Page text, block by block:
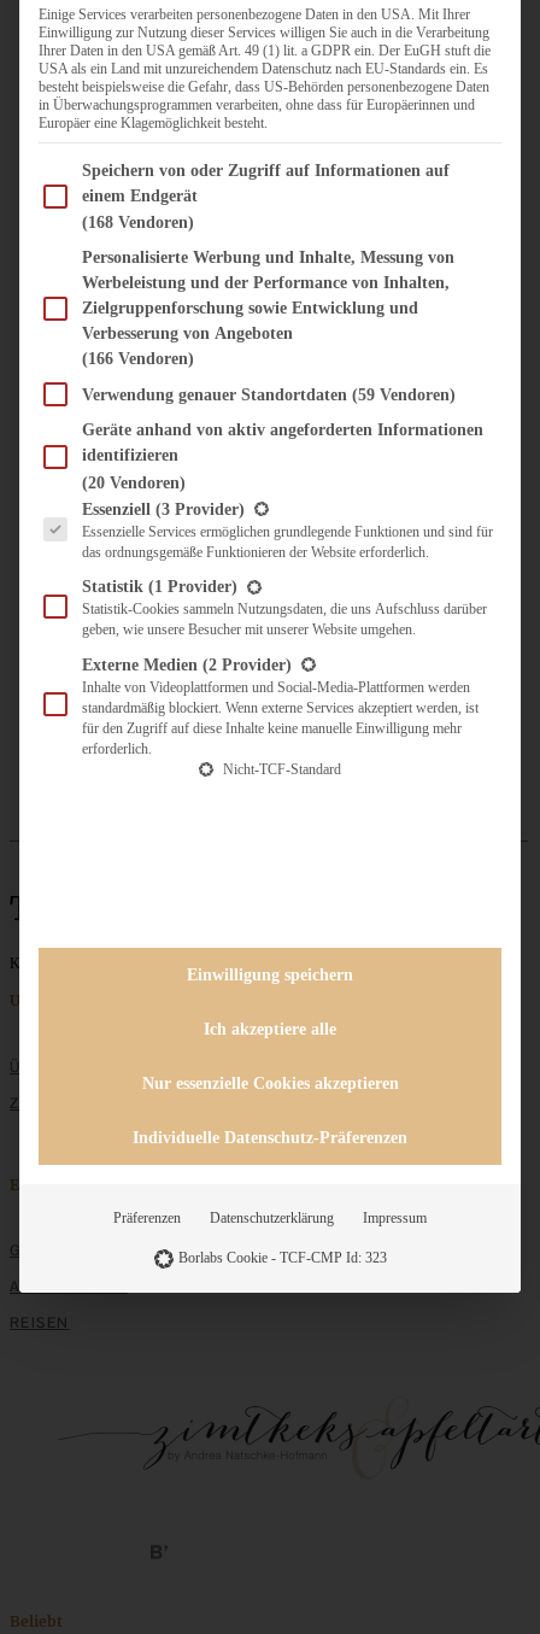
HERZHAFTES BACKEN
ONE-POT-GERICHTE
PASTA & NUDELGERICHTE
PIZZA, TARTES & QUICHES
REIS & RISOTTO
SALATE & SNACKS
SUPPENKASPEREIEN
VORSPEISEN
SÜSS & HERZHAFT
BROTAUFSTRICH
DIPS, SAUCEN, CHUTNEYS
KÜCHENGESCHENKE
UNTERWEGS
KULINARISCH UNTERWEGS
ÜBER MICH
ZUSAMMENARBEIT
Trendfood
Keine Beiträge gefunden
Unternehmen
ÜBER MICH
ZUSAMMENARBEIT
Entdecken
GRUNDLAGEN
ALLE REZEPTE
REISEN
Beliebt
Einige Services verarbeiten personenbezogene Daten in den USA. Mit Ihrer
Einwilligung zur Nutzung dieser Services willigen Sie auch in die Verarbeitung
Ihrer Daten in den USA gemäß Art. 49 (1) lit. a GDPR ein. Der EuGH stuft die
USA als ein Land mit unzureichendem Datenschutz nach EU-Standards ein. Es
besteht beispielsweise die Gefahr, dass US-Behörden personenbezogene Daten
in Überwachungsprogrammen verarbeiten, ohne dass für Europäerinnen und
Europäer eine Klagemöglichkeit besteht.
Im Folgenden finden Sie eine Liste der Zwecke des IAB Transparency and Consent
Speichern von oder Zugriff auf Informationen auf
einem Endgerät
(168 Vendoren)
Personalisierte Werbung und Inhalte, Messung von
Werbeleistung und der Performance von Inhalten,
Zielgruppenforschung sowie Entwicklung und
Verbesserung von Angeboten
(166 Vendoren)
Verwendung genauer Standortdaten (59 Vendoren)
Geräte anhand von aktiv angeforderten Informationen
identifizieren
(20 Vendoren)
Es folgt eine Liste der Service-Gruppen, für die eine Einwilligung erteilt werden
Essenziell (3 Provider)
Essenzielle Services ermöglichen grundlegende Funktionen und sind für
das ordnungsgemäße Funktionieren der Website erforderlich.
Statistik (1 Provider)
Statistik-Cookies sammeln Nutzungsdaten, die uns Aufschluss darüber
geben, wie unsere Besucher mit unserer Website umgehen.
Externe Medien (2 Provider)
Inhalte von Videoplattformen und Social-Media-Plattformen werden
standardmäßig blockiert. Wenn externe Services akzeptiert werden, ist
für den Zugriff auf diese Inhalte keine manuelle Einwilligung mehr
erforderlich.
Nicht-TCF-Standard
Einwilligung speichern
Ich akzeptiere alle
Nur essenzielle Cookies akzeptieren
Individuelle Datenschutz-Präferenzen
Präferenzen Datenschutzerklärung Impressum
Borlabs Cookie - TCF-CMP Id: 323